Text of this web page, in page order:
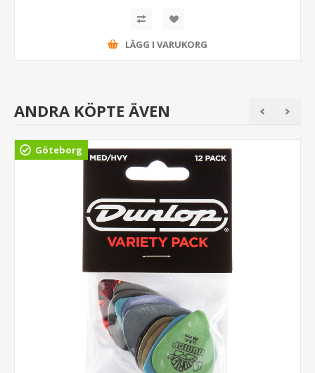
LÄGG I VARUKORG
ANDRA KÖPTE ÄVEN
Göteborg